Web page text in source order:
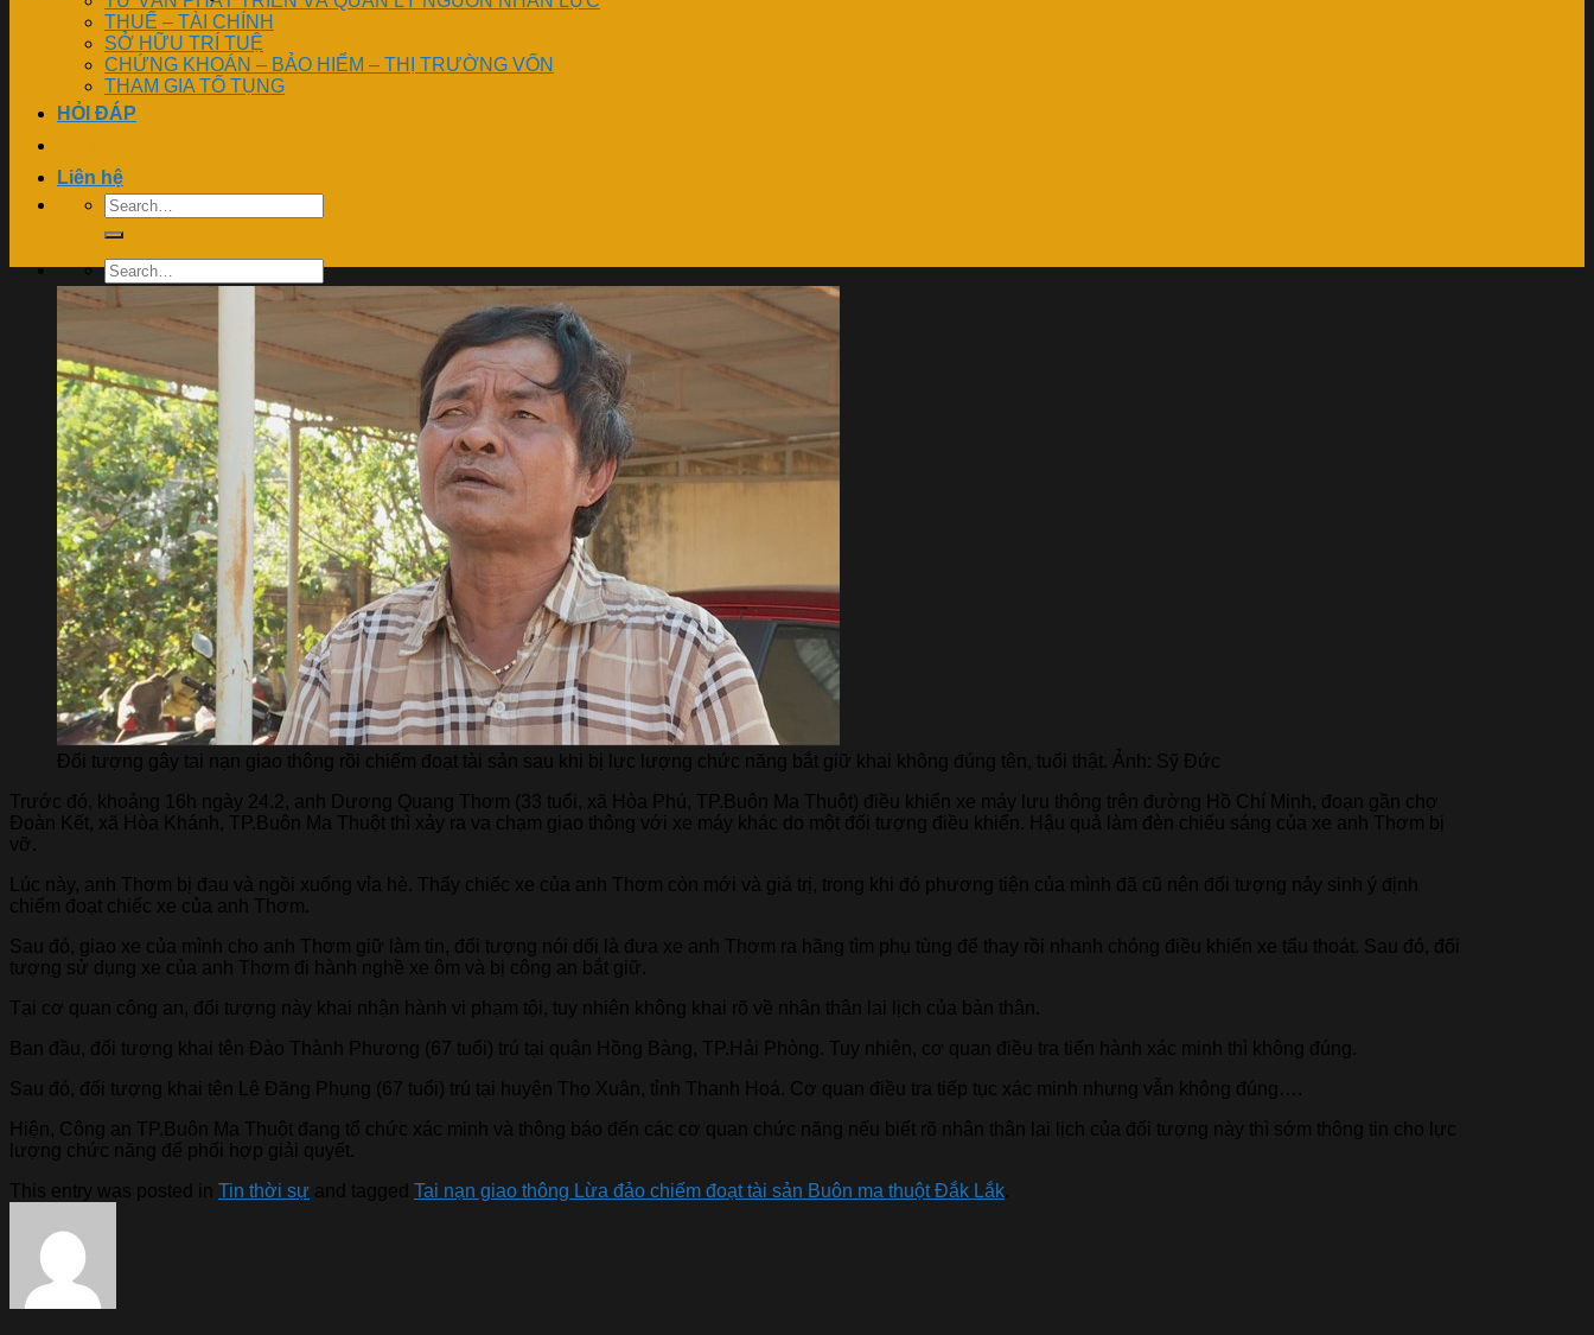
THUẾ – TÀI CHÍNH
SỞ HỮU TRÍ TUỆ
CHỨNG KHOÁN – BẢO HIỂM – THỊ TRƯỜNG VỐN
THAM GIA TỐ TỤNG
HỎI ĐÁP
Liên hệ
Đối tượng gây tai nạn giao thông rồi chiếm đoạt tài sản sau khi bị lực lượng chức năng bắt giữ khai không đúng tên, tuổi thật. Ảnh: Sỹ Đức
Trước đó, khoảng 16h ngày 24.2, anh Dương Quang Thơm (33 tuổi, xã Hòa Phú, TP.Buôn Ma Thuột) điều khiển xe máy lưu thông trên đường Hồ Chí Minh, đoạn gần chợ
Đoàn Kết, xã Hòa Khánh, TP.Buôn Ma Thuột thì xảy ra va chạm giao thông với xe máy khác do một đối tượng điều khiển. Hậu quả làm đèn chiếu sáng của xe anh Thơm bị
vỡ.
Lúc này, anh Thơm bị đau và ngồi xuống vỉa hè. Thấy chiếc xe của anh Thơm còn mới và giá trị, trong khi đó phương tiện của mình đã cũ nên đối tượng nảy sinh ý định
chiếm đoạt chiếc xe của anh Thơm.
Sau đó, giao xe của mình cho anh Thơm giữ làm tin, đối tượng nói dối là đưa xe anh Thơm ra hãng tìm phụ tùng để thay rồi nhanh chóng điều khiển xe tẩu thoát. Sau đó, đối
tượng sử dụng xe của anh Thơm đi hành nghề xe ôm và bị công an bắt giữ.
Tại cơ quan công an, đối tượng này khai nhận hành vi phạm tội, tuy nhiên không khai rõ về nhân thân lai lịch của bản thân.
Ban đầu, đối tượng khai tên Đào Thành Phương (67 tuổi) trú tại quận Hồng Bàng, TP.Hải Phòng. Tuy nhiên, cơ quan điều tra tiến hành xác minh thì không đúng.
Sau đó, đối tượng khai tên Lê Đăng Phụng (67 tuổi) trú tại huyện Thọ Xuân, tỉnh Thanh Hoá. Cơ quan điều tra tiếp tục xác minh nhưng vẫn không đúng….
Hiện, Công an TP.Buôn Ma Thuột đang tổ chức xác minh và thông báo đến các cơ quan chức năng nếu biết rõ nhân thân lai lịch của đối tượng này thì sớm thông tin cho lực
lượng chức năng để phối hợp giải quyết.
This entry was posted in Tin thời sự and tagged Tai nạn giao thông Lừa đảo chiếm đoạt tài sản Buôn ma thuột Đắk Lắk.